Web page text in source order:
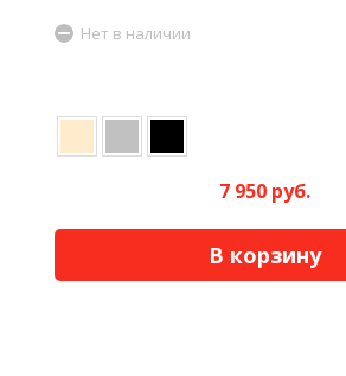
Нет в наличии
7 950 руб.
В корзину